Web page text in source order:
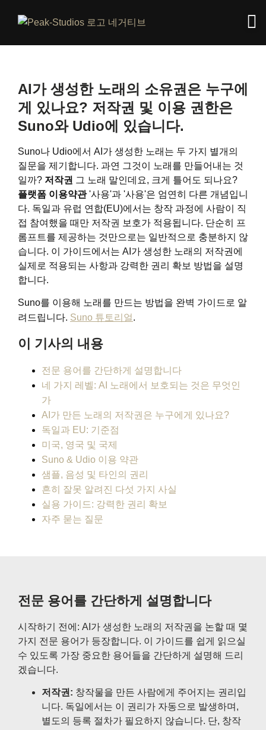
AI가 생성한 노래의 소유권은 누구에
게 있나요? 저작권 및 이용 권한은
Suno와 Udio에 있습니다.
Suno나 Udio에서 AI가 생성한 노래는 두 가지 별개의
질문을 제기합니다. 과연 그것이 노래를 만들어내는 것
일까? 저작권 그 노래 말인데요, 크게 틀어도 되나요?
플랫폼 이용약관'사용'과 '사용'은 엄연히 다른 개념입니
다. 독일과 유럽 연합(EU)에서는 창작 과정에 사람이 직
접 참여했을 때만 저작권 보호가 적용됩니다. 단순히 프
롬프트를 제공하는 것만으로는 일반적으로 충분하지 않
습니다. 이 가이드에서는 AI가 생성한 노래의 저작권에
실제로 적용되는 사항과 강력한 권리 확보 방법을 설명
합니다.
Suno를 이용해 노래를 만드는 방법을 완벽 가이드로 알
려드립니다. Suno 튜토리얼.
이 기사의 내용
전문 용어를 간단하게 설명합니다
네 가지 레벨: AI 노래에서 보호되는 것은 무엇인
가
AI가 만든 노래의 저작권은 누구에게 있나요?
독일과 EU: 기준점
미국, 영국 및 국제
Suno & Udio 이용 약관
샘플, 음성 및 타인의 권리
흔히 잘못 알려진 다섯 가지 사실
실용 가이드: 강력한 권리 확보
자주 묻는 질문
전문 용어를 간단하게 설명합니다
시작하기 전에: AI가 생성한 노래의 저작권을 논할 때 몇
가지 전문 용어가 등장합니다. 이 가이드를 쉽게 읽으실
수 있도록 가장 중요한 용어들을 간단하게 설명해 드리
겠습니다.
저작권: 창작물을 만든 사람에게 주어지는 권리입
니다. 독일에서는 이 권리가 자동으로 발생하며,
별도의 등록 절차가 필요하지 않습니다. 단, 창작